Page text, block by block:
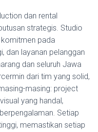
dan rental
strategis. Studio
pada
dan layanan pelanggan
dan seluruh Jawa
dari tim yang solid,
masing: project
yang handal,
Setiap
memastikan setiap